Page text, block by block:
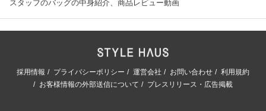
スタッフのバッグの中身紹介、商品レビュー動画
採用情報 プライバシーポリシー 運営会社 お問い合わせ
利用規約
お客様情報の外部送信について
プレスリリース・広告掲載